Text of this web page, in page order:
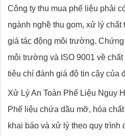
Công ty thu mua phế liệu phải
ngành nghề thu gom, xử lý
giá tác động môi trường.
môi trường và ISO 9001 về
tiêu chí đánh giá độ tin cậy của
Xử Lý An Toàn Phế Liệu Nguy
Phế liệu chứa dầu mỡ, hóa
khai báo và xử lý theo quy